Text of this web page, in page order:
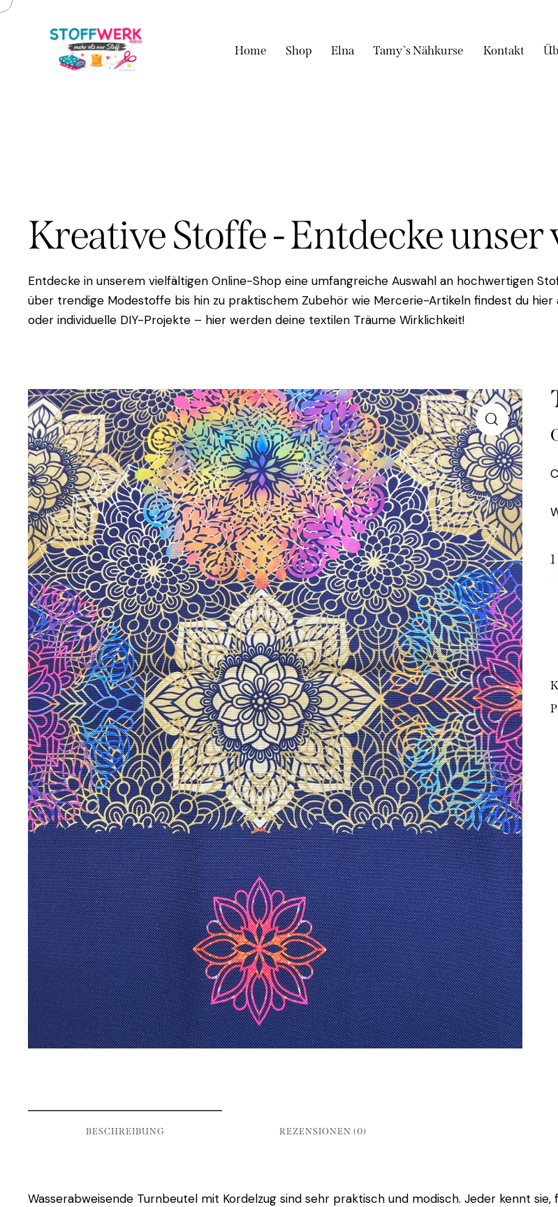
Home Shop Elna Tamy`s Nähkurse Kontakt
Kreative Stoffe - Entdecke
Entdecke in unserem vielfältigen Online-Shop eine umfangreiche Auswahl an hochwertigen
über trendige Modestoffe bis hin zu praktischem Zubehör wie Mercerie-Artikeln findest du hier
oder individuelle DIY-Projekte – hier werden deine textilen Träume Wirklichkeit!
BESCHREIBUNG REZENSIONEN (0)
Wasserabweisende Turnbeutel mit Kordelzug sind sehr praktisch und modisch. Jeder kennt sie,